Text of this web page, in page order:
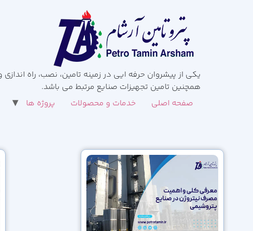
همچنین تامین تجهیزات صنایع مرتبط می باشد.
صفحه اصلی
خدمات و محصولات پروژه ها